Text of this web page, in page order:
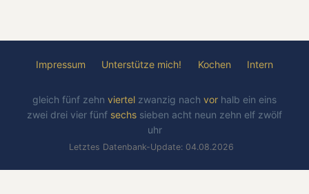
Impressum Unterstütze mich! Kochen Intern
gleich fünf zehn viertel zwanzig nach vor halb ein eins
zwei drei vier fünf sechs sieben acht neun zehn elf zwölf
uhr
Letztes Datenbank-Update: 04.08.2026